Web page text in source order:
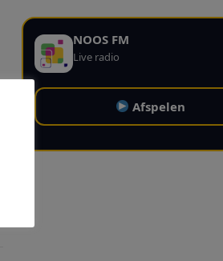
NOOS FM
Live radio
Afspelen